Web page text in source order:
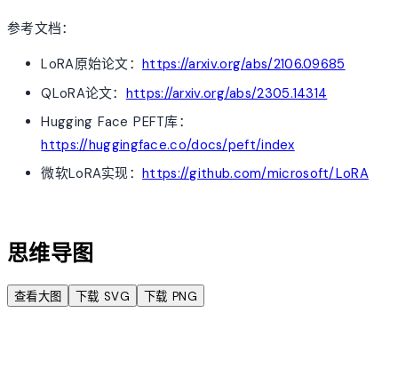
参考文档：
LoRA原始论文：https://arxiv.org/abs/2106.09685
QLoRA论文： https://arxiv.org/abs/2305.14314
Hugging Face PEFT库：
https://huggingface.co/docs/peft/index
微软LoRA实现：https://github.com/microsoft/LoRA
思维导图
查看大图 下载 SVG 下载 PNG